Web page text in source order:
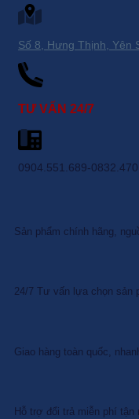
Số 8, Hưng Thịnh, Yên
TƯ VẤN 24/7
0904.551.689-
Sản phẩm chính hãng,
24/7 Tư vấn lựa chọn sản
Giao hàng toàn quốc,
Hỗ trợ đổi trả miễn phí tận